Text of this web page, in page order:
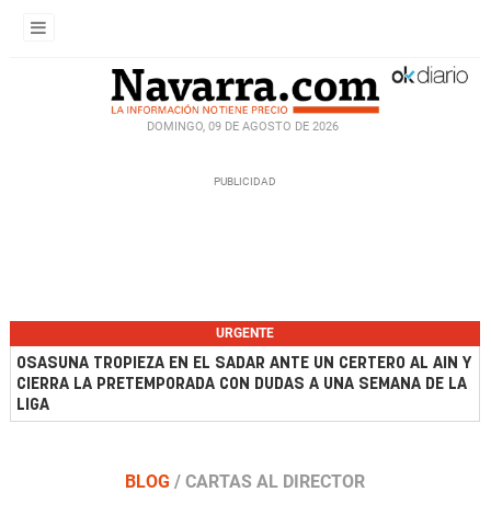
DOMINGO, 09 DE AGOSTO DE 2026
URGENTE
OSASUNA TROPIEZA EN EL SADAR ANTE UN CERTERO AL AIN Y
CIERRA LA PRETEMPORADA CON DUDAS A UNA SEMANA DE LA
LIGA
BLOG / CARTAS AL DIRECTOR